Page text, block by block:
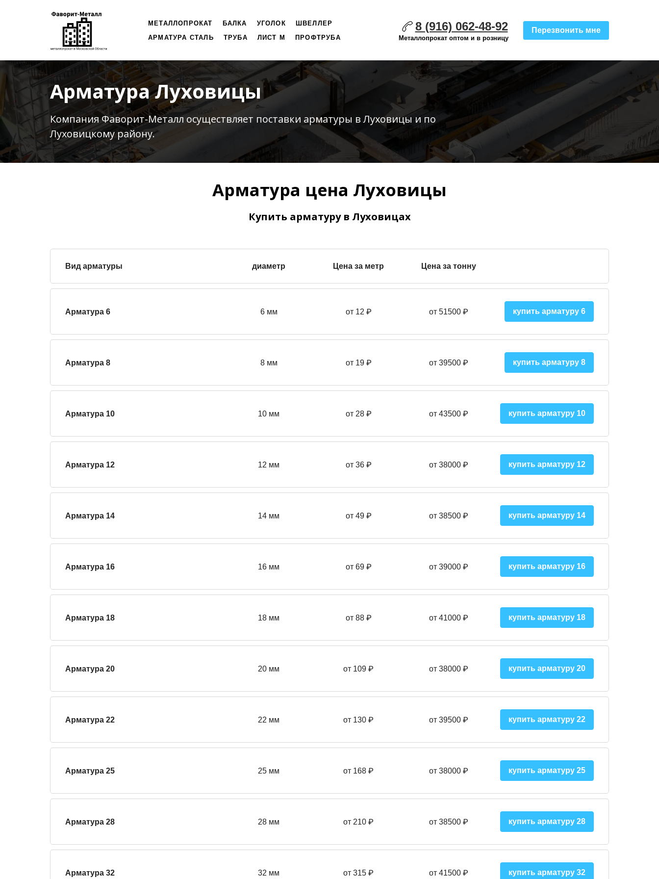
МЕТАЛЛОПРОКАТ БАЛКА УГОЛОК
ШВЕЛЛЕР
АРМАТУРА СТАЛЬ
ТРУБА ЛИСТ М ПРОФТРУБА
8 (916) 062-48-92
Металлопрокат оптом и в розницу
Перезвонить мне
Арматура Луховицы
Компания Фаворит-Металл осуществляет поставки арматуры в Луховицы и по
Луховицкому району.
Арматура цена Луховицы
Купить арматуру в Луховицах
Вид арматуры диаметр Цена за метр Цена за тонну
Арматура 6 6 мм от 12 ₽ от 51500₽ купить арматуру 6
Арматура 8 8 мм от 19 ₽ от 39500₽ купить арматуру 8
Арматура 10 10 мм от 28 ₽ от 43500₽ купить арматуру 10
Арматура 12 12 мм от 36₽ от 38000₽ купить арматуру 12
Арматура 14 14 мм от 49₽ от 38500₽ купить арматуру 14
Арматура 16 16 мм от 69 ₽ от 39000 ₽ купить арматуру 16
Арматура 18 18 мм от 88 ₽ от 41000 ₽ купить арматуру 18
Арматура 20 20 мм от 109 ₽ от 38000 ₽ купить арматуру 20
Арматура 22 22 мм от 130 ₽ от 39500 ₽ купить арматуру 22
Арматура 25 25 мм от 168 ₽ от 38000₽ купить арматуру 25
Арматура 28 28 мм от 210 ₽ от 38500₽ купить арматуру 28
Арматура 32 32 мм от 315 ₽ от 41500₽ купить арматуру 32